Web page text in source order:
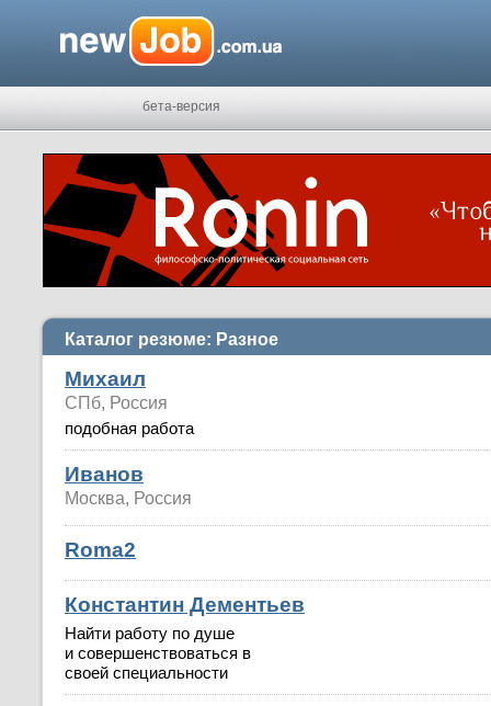
бета-версия
Каталог резюме: Разное
Михаил
СПб, Россия
подобная работа
Иванов
Москва, Россия
Roma2
Константин Дементьев
Найти работу по душе
и совершенствоваться в
своей специальности